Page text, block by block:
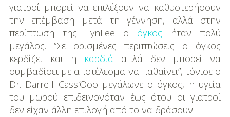
γιατροί μπορεί να επιλέξουν να καθυστερήσουν
την επέμβαση μετά τη γέννηση, αλλά στην
περίπτωση της LynLee ο όγκος ήταν πολύ
μεγάλος. “Σε ορισμένες περιπτώσεις ο όγκος
κερδίζει και η καρδιά απλά δεν μπορεί να
συμβαδίσει με αποτέλεσμα να παθαίνει”, τόνισε ο
Dr. Darrell Cass.Όσο μεγάλωνε ο όγκος, η υγεία
του μωρού επιδεινονόταν έως ότου οι γιατροί
δεν είχαν άλλη επιλογή από το να δράσουν.